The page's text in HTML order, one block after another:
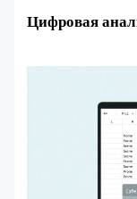
Цифровая